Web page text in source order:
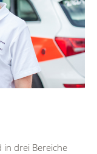
in drei Bereiche